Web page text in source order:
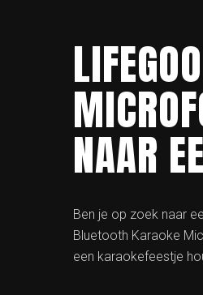
NAAR
Ben je op zoek naar
Bluetooth Karaoke
een karaokefeestje